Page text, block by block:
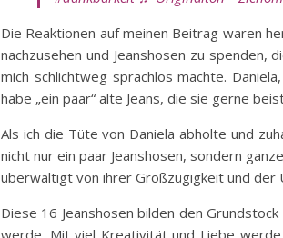
Die Reaktionen auf meinen Beitrag waren
nachzusehen und Jeanshosen zu spenden,
mich schlichtweg sprachlos machte.
habe „ein paar“ alte Jeans, die sie gerne
Als ich die Tüte von Daniela abholte und
nicht nur ein paar Jeanshosen, sondern
überwältigt von ihrer Großzügigkeit und
Diese 16 Jeanshosen bilden den
werde. Mit viel Kreativität und Liebe